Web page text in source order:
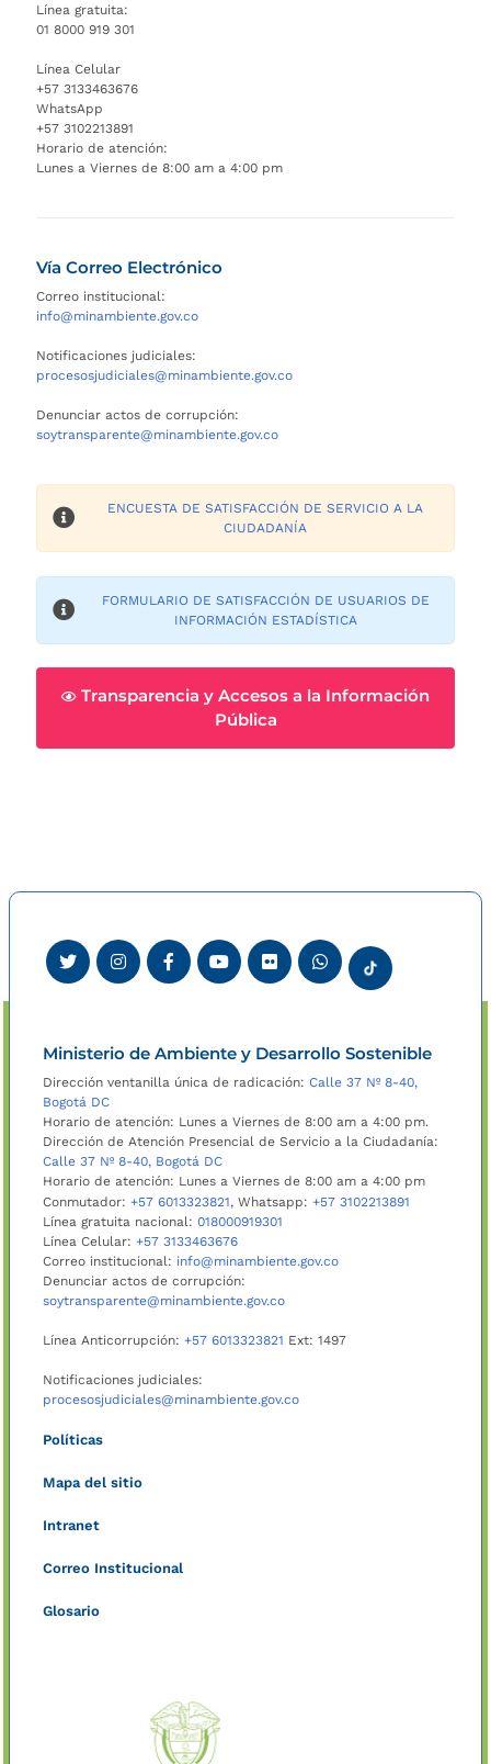
Línea gratuita:
01 8000 919 301
Línea Celular
+57 3133463676
WhatsApp
+57 3102213891
Horario de atención:
Lunes a Viernes de 8:00 am a 4:00 pm
Vía Correo Electrónico
Correo institucional:
info@minambiente.gov.co
Notificaciones judiciales:
procesosjudiciales@minambiente.gov.co
Denunciar actos de corrupción:
soytransparente@minambiente.gov.co
ENCUESTA DE SATISFACCIÓN DE SERVICIO A LA
CIUDADANÍA
FORMULARIO DE SATISFACCIÓN DE USUARIOS DE
INFORMACIÓN ESTADÍSTICA
Transparencia y Accesos a la Información
Pública
Ministerio de Ambiente y Desarrollo Sostenible
Dirección ventanilla única de radicación: Calle 37 Nº 8-40,
Bogotá DC
Horario de atención: Lunes a Viernes de 8:00 am a 4:00 pm.
Dirección de Atención Presencial de Servicio a la Ciudadanía:
Calle 37 Nº 8-40, Bogotá DC
Horario de atención: Lunes a Viernes de 8:00 am a 4:00 pm
Conmutador: +57 6013323821, Whatsapp: +57 3102213891
Línea gratuita nacional: 018000919301
Línea Celular: +57 3133463676
Correo institucional: info@minambiente.gov.co
Denunciar actos de corrupción:
soytransparente@minambiente.gov.co
Línea Anticorrupción: +57 6013323821 Ext: 1497
Notificaciones judiciales:
procesosjudiciales@minambiente.gov.co
Políticas
Mapa del sitio
Intranet
Correo Institucional
Glosario